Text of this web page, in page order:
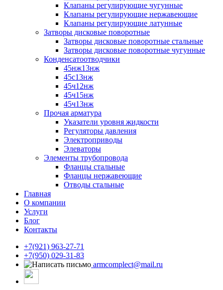
Клапаны регулирующие чугунные
Клапаны регулирующие нержавеющие
Клапаны регулирующие латунные
Затворы дисковые поворотные
Затворы дисковые поворотные стальные
Затворы дисковые поворотные чугунные
Конденсатоотводчики
45нж13нж
45с13нж
45ч12нж
45ч15нж
45ч13нж
Прочая арматура
Указатели уровня жидкости
Регуляторы давления
Электроприводы
Элеваторы
Элементы трубопровода
Фланцы стальные
Фланцы нержавеющие
Отводы стальные
Главная
О компании
Услуги
Блог
Контакты
+7(921) 963-27-71
+7(950) 029-31-83
armcomplect@mail.ru